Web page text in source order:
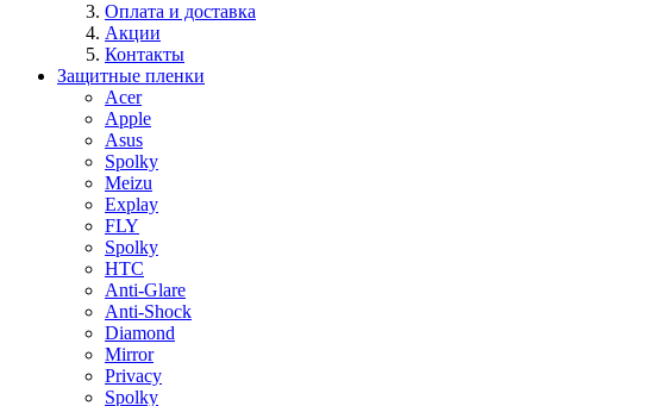
Оплата и доставка
Акции
Контакты
Защитные пленки
Acer
Apple
Asus
Spolky
Meizu
Explay
FLY
Spolky
HTC
Anti-Glare
Anti-Shock
Diamond
Mirror
Privacy
Spolky